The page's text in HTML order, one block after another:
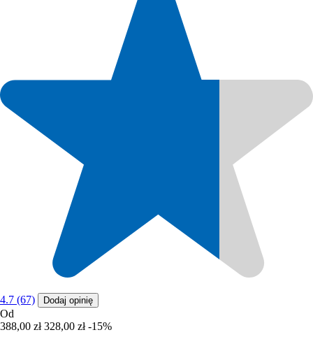
4.7 (67) Dodaj opinię
Od
388,00 zł 328,00 zł -15%